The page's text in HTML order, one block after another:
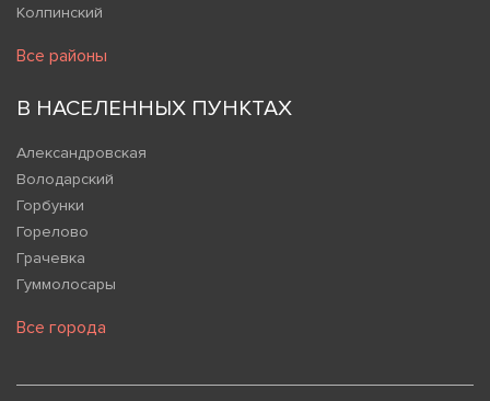
Колпинский
Все районы
В НАСЕЛЕННЫХ ПУНКТАХ
Александровская
Володарский
Горбунки
Горелово
Грачевка
Гуммолосары
Все города